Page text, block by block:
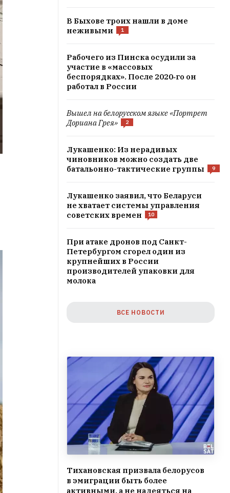
В Быхове троих нашли в доме
неживыми
1
Рабочего из Пинска осудили за
участие в «массовых
беспорядках». После 2020‑го он
работал в России
Вышел на белорусском языке «Портрет
Дориана Грея»
2
Лукашенко: Из нерадивых
чиновников можно создать две
батальонно-тактические группы
9
Лукашенко заявил, что Беларуси
не хватает системы управления
советских времен
10
При атаке дронов под Санкт-
Петербургом сгорел один из
крупнейших в России
производителей упаковки для
молока
ВСЕ НОВОСТИ
Тихановская призвала белорусов
в эмиграции быть более
активными, а не надеяться на